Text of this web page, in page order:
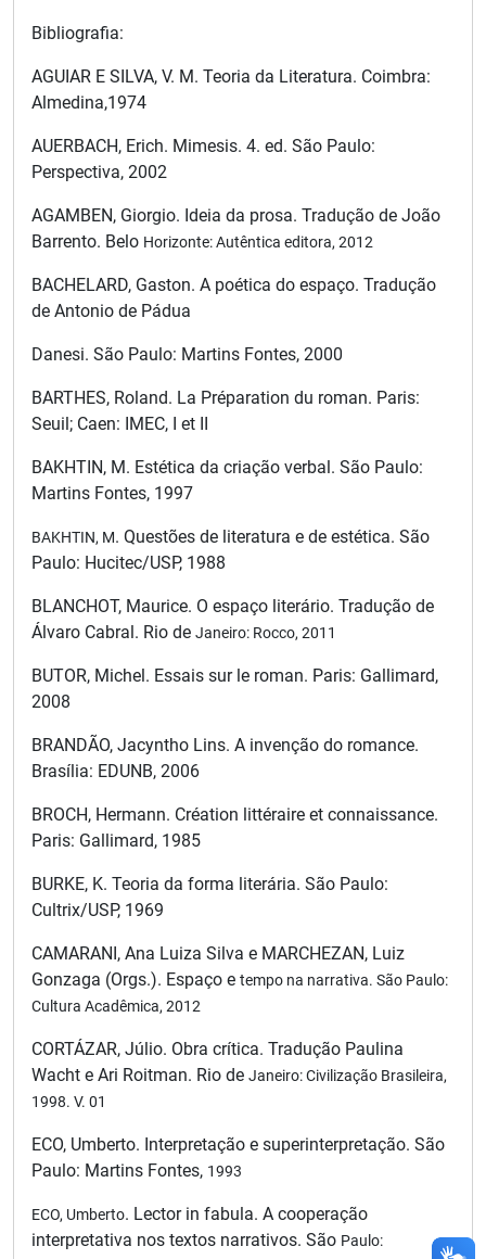
Bibliografia:
AGUIAR E SILVA, V. M. Teoria da Literatura. Coimbra:
Almedina,1974
AUERBACH, Erich. Mimesis. 4. ed. São Paulo:
Perspectiva, 2002
AGAMBEN, Giorgio. Ideia da prosa. Tradução de João
Barrento. Belo Horizonte: Autêntica editora, 2012
BACHELARD, Gaston. A poética do espaço. Tradução
de Antonio de Pádua
Danesi. São Paulo: Martins Fontes, 2000
BARTHES, Roland. La Préparation du roman. Paris:
Seuil; Caen: IMEC, I et II
BAKHTIN, M. Estética da criação verbal. São Paulo:
Martins Fontes, 1997
BAKHTIN, M. Questões de literatura e de estética. São
Paulo: Hucitec/USP, 1988
BLANCHOT, Maurice. O espaço literário. Tradução de
Álvaro Cabral. Rio de Janeiro: Rocco, 2011
BUTOR, Michel. Essais sur le roman. Paris: Gallimard,
2008
BRANDÃO, Jacyntho Lins. A invenção do romance.
Brasília: EDUNB, 2006
BROCH, Hermann. Création littéraire et connaissance.
Paris: Gallimard, 1985
BURKE, K. Teoria da forma literária. São Paulo:
Cultrix/USP, 1969
CAMARANI, Ana Luiza Silva e MARCHEZAN, Luiz
Gonzaga (Orgs.). Espaço e tempo na narrativa. São Paulo:
Cultura Acadêmica, 2012
CORTÁZAR, Júlio. Obra crítica. Tradução Paulina
Wacht e Ari Roitman. Rio de Janeiro: Civilização Brasileira,
1998. V. 01
ECO, Umberto. Interpretação e superinterpretação. São
Paulo: Martins Fontes, 1993
ECO, Umberto. Lector in fabula. A cooperação
interpretativa nos textos narrativos. São Paulo: